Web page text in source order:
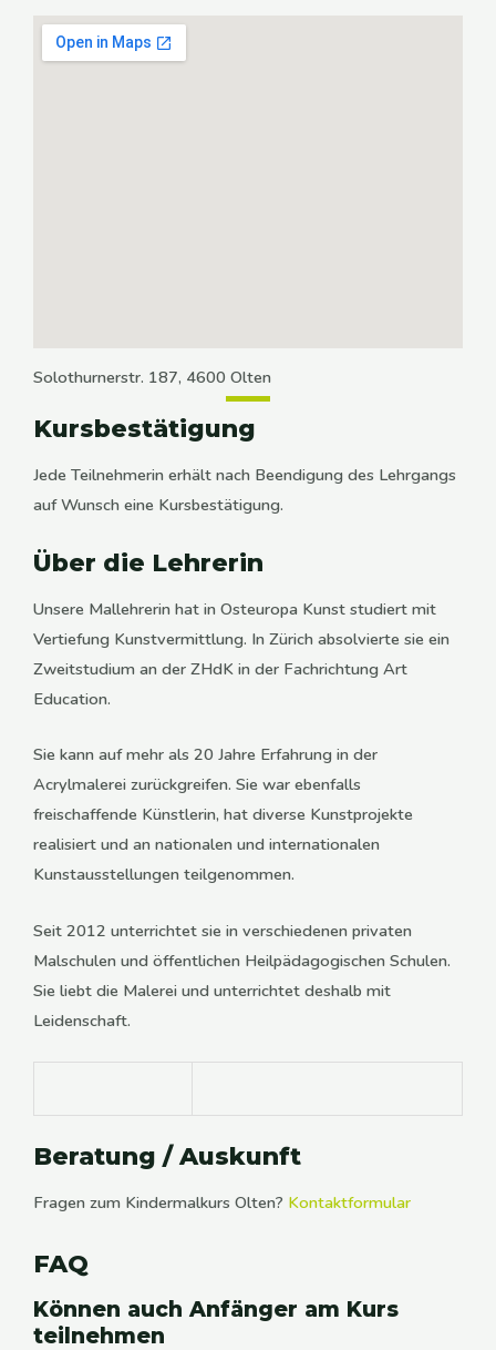
Solothurnerstr. 187, 4600 Olten
Kursbestätigung
Jede Teilnehmerin erhält nach Beendigung des Lehrgangs
auf Wunsch eine Kursbestätigung.
Über die Lehrerin
Unsere Mallehrerin hat in Osteuropa Kunst studiert mit
Vertiefung Kunstvermittlung. In Zürich absolvierte sie ein
Zweitstudium an der ZHdK in der Fachrichtung Art
Education.
Sie kann auf mehr als 20 Jahre Erfahrung in der
Acrylmalerei zurückgreifen. Sie war ebenfalls
freischaffende Künstlerin, hat diverse Kunstprojekte
realisiert und an nationalen und internationalen
Kunstausstellungen teilgenommen.
Seit 2012 unterrichtet sie in verschiedenen privaten
Malschulen und öffentlichen Heilpädagogischen Schulen.
Sie liebt die Malerei und unterrichtet deshalb mit
Leidenschaft.
Beratung / Auskunft
Fragen zum Kindermalkurs Olten? Kontaktformular
FAQ
Können auch Anfänger am Kurs
teilnehmen